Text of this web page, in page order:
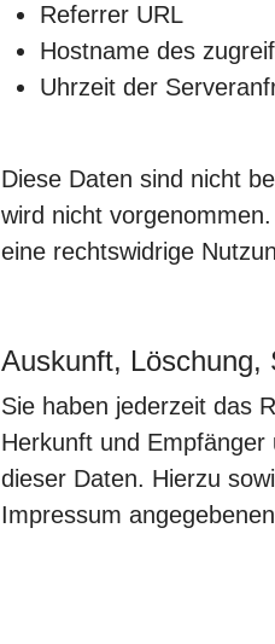
Referrer URL
Hostname des
Uhrzeit der
Diese Daten sind nicht
wird nicht
eine rechtswidrige
Auskunft, Löschung,
Sie haben jederzeit das
Herkunft und
dieser Daten. Hierzu
Impressum